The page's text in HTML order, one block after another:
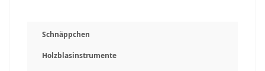
Schnäppchen
Holzblasinstrumente